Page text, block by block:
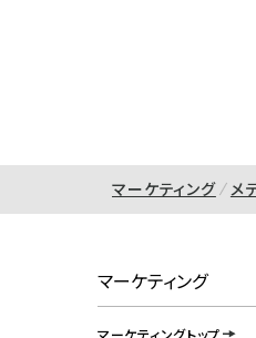
マーケティング メ
マーケティング
マーケティングトップ